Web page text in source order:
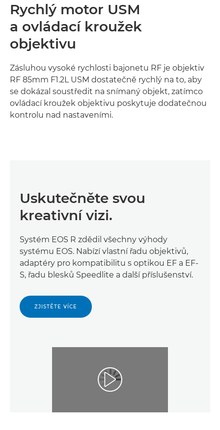
Rychlý motor USM
a ovládací kroužek
objektivu
Zásluhou vysoké rychlosti bajonetu RF je objektiv
RF 85mm F1.2L USM dostatečně rychlý na to, aby
se dokázal soustředit na snímaný objekt, zatímco
ovládací kroužek objektivu poskytuje dodatečnou
kontrolu nad nastaveními.
Uskutečněte svou
kreativní vizi.
Systém EOS R zdědil všechny výhody
systému EOS. Nabízí vlastní řadu objektivů,
adaptéry pro kompatibilitu s optikou EF a EF-
S, řadu blesků Speedlite a další příslušenství.
ZJISTĚTE VÍCE